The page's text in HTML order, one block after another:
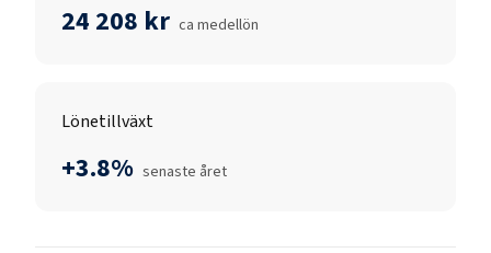
24 208 kr ca medellön
Lönetillväxt
+3.8% senaste året